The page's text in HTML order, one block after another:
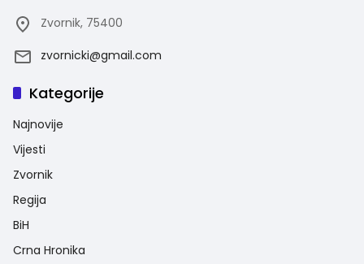
Zvornik, 75400
zvornicki@gmail.com
Kategorije
Najnovije
Vijesti
Zvornik
Regija
BiH
Crna Hronika